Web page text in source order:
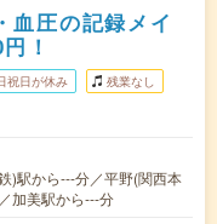
圧の記録メイ
！
祝日が休み 残業なし
)駅から---分／平野(関西本
加美駅から---分